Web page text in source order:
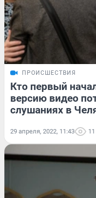
ПРОИСШЕСТВИЯ
Кто первый
версию видео
слушаниях в
29 апреля, 2022, 11:43